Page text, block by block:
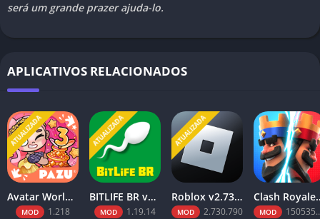
será um grande prazer ajuda-lo.
APLICATIVOS RELACIONADOS
ATUALIZADA
Avatar World v1.218 Tudo Desbloqueado 2026
MOD 1.218
ATUALIZADA
BITLIFE BR v1.19.14 MOD APK PREMIUM MEDIAFIRE 2026
MOD 1.19.14
ATUALIZADA
Roblox v2.730.790 Robux Infinitos (2026): Baixe o Mod Menu
MOD
2.730.790
Clash Royale
MOD 150535020